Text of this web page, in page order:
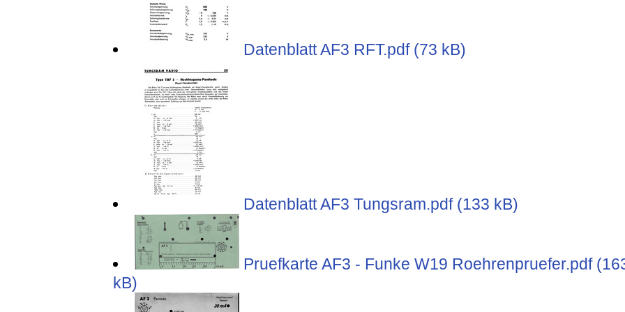
Datenblatt AF3 RFT.pdf (73 kB)
Datenblatt AF3 Tungsram.pdf (133 kB)
Pruefkarte AF3 - Funke W19 Roehrenpruefer.pdf
kB)